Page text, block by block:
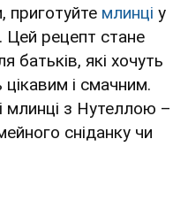
приготуйте млинці у
Цей рецепт стане
батьків, які хочуть
і смачним.
млинці з Нутеллою –
сніданку чи